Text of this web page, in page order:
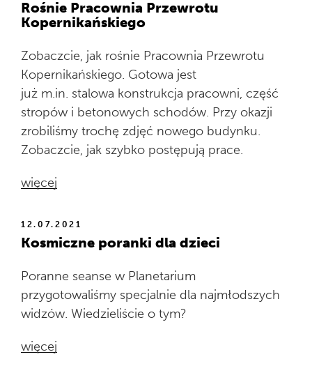
Rośnie Pracownia Przewrotu
Kopernikańskiego
Zobaczcie, jak rośnie Pracownia Przewrotu
Kopernikańskiego. Gotowa jest
już m.in. stalowa konstrukcja pracowni, część
stropów i betonowych schodów. Przy okazji
zrobiliśmy trochę zdjęć nowego budynku.
Zobaczcie, jak szybko postępują prace.
więcej
12.07.2021
Kosmiczne poranki dla dzieci
Poranne seanse w Planetarium
przygotowaliśmy specjalnie dla najmłodszych
widzów. Wiedzieliście o tym?
więcej